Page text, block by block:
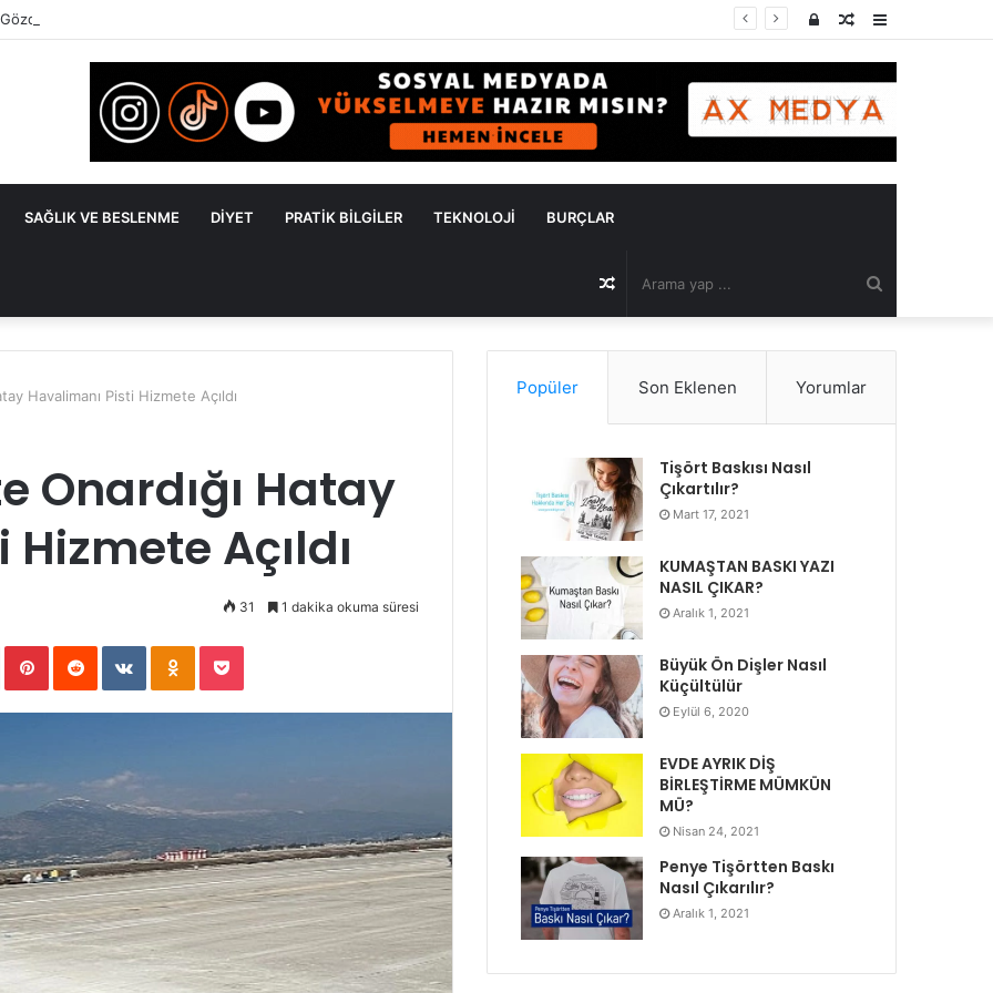
Kaçan Nedenler ve Etkili Çözüm Yöntemleri
Bölmesi
Rastgele
Makale
Kayıt
Ol
SAĞLIK VE BESLENME DIYET PRATIK BILGILER TEKNOLOJI BURÇLAR
yap
Rastgele
Makale
Havalimanı Pisti Hizmete Açıldı
Onardığı Hatay
Açıldı
31 1 dakika okuma süresi
Tumblr Pinterest Reddit VKontakte
Popüler Son Eklenen Yorumlar
Tişört Baskısı Nasıl
Çıkartılır?
Mart 17, 2021
KUMAŞTAN BASKI YAZI
NASIL ÇIKAR?
Aralık 1, 2021
Büyük Ön Dişler Nasıl
Küçültülür
Eylül 6, 2020
EVDE AYRIK DİŞ
BİRLEŞTİRME MÜMKÜN
MÜ?
Nisan 24, 2021
Penye Tişörtten Baskı
Nasıl Çıkarılır?
Aralık 1, 2021